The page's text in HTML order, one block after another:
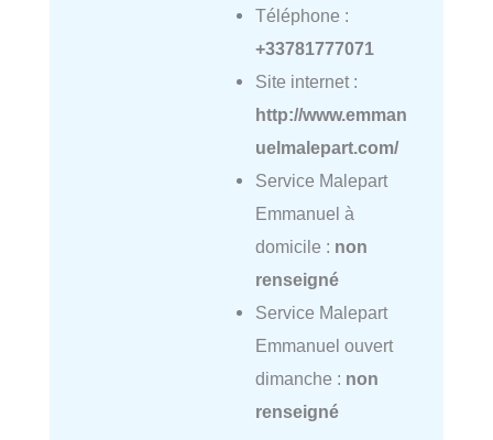
Téléphone :
+33781777071
Site internet :
http://www.emman
uelmalepart.com/
Service Malepart
Emmanuel à
domicile : non
renseigné
Service Malepart
Emmanuel ouvert
dimanche : non
renseigné